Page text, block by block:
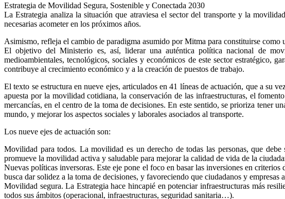
Estrategia de Movilidad Segura, Sostenible y Conectada 2030
La Estrategia analiza la situación que atraviesa el sector del transporte y la
necesarias acometer en los próximos años.
Asimismo, refleja el cambio de paradigma asumido por Mitma para constituirse
El objetivo del Ministerio es, así, liderar una auténtica política nacional de
medioambientales, tecnológicos, sociales y económicos de este sector estratégico,
contribuye al crecimiento económico y a la creación de puestos de trabajo.
El texto se estructura en nueve ejes, articulados en 41 líneas de actuación, que a su
apuesta por la movilidad cotidiana, la conservación de las infraestructuras, el
mercancías, en el centro de la toma de decisiones. En este sentido, se prioriza tener
mundo, y mejorar los aspectos sociales y laborales asociados al transporte.
Los nueve ejes de actuación son:
Movilidad para todos. La movilidad es un derecho de todas las personas, que
promueve la movilidad activa y saludable para mejorar la calidad de vida de la
Nuevas políticas inversoras. Este eje pone el foco en basar las inversiones en
busca dar solidez a la toma de decisiones, y favoreciendo que ciudadanos y
Movilidad segura. La Estrategia hace hincapié en potenciar infraestructuras más
todos sus ámbitos (operacional, infraestructuras, seguridad sanitaria…).